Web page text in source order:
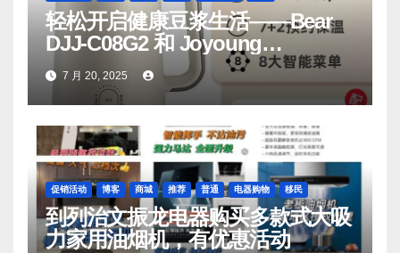
轻松开启健康豆浆生活——Bear
DJJ‑C08G2 和 Joyoung
DJ06M‑D53，你值得拥有
7 月 20, 2025
促销活动 博客 商城 推荐 普通 电器购物 移民
到列治文振龙电器购买多款式大吸
力家用油烟机，有优惠活动